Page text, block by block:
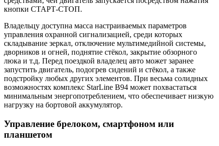
кнопки СТАРТ-СТОП.
Владельцу доступна масса настраиваемых параметров
управления охранной сигнализацией, среди которых
складывание зеркал, отключение мультимедийной системы,
дворников и огней, поднятие стёкол, закрытие обзорного
люка и т.д. Перед поездкой владелец авто может заранее
запустить двигатель, подогрев сидений и стёкол, а также
подстройку любых других элементов. При весьма солидных
возможностях комплекс StarLine B94 может похвастаться
минимальным энергопотреблением, что обеспечивает низкую
нагрузку на бортовой аккумулятор.
Управление брелоком, смартфоном или
планшетом